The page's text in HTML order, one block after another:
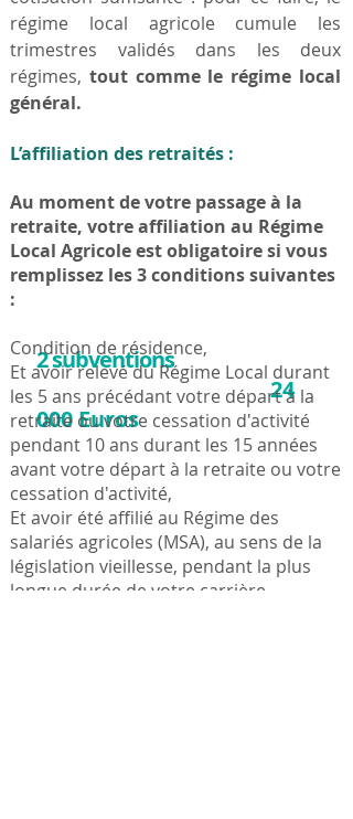
2 subventions ont été versées en
2022 pour un montant total de24
000 Eurosaux structures
suivantes :
- Association Asept Lorraine en
Alsace
- Association des MASA
régime local agricole cumule les
trimestres validés dans les deux
régimes, tout comme le régime local
général.
L’affiliation des retraités :
Au moment de votre passage à la
retraite, votre affiliation au Régime
Local Agricole est obligatoire si vous
remplissez les 3 conditions suivantes
:
Condition de résidence,
Et avoir relevé du Régime Local durant
les 5 ans précédant votre départ à la
retraite ou votre cessation d'activité
pendant 10 ans durant les 15 années
avant votre départ à la retraite ou votre
cessation d'activité,
Et avoir été affilié au Régime des
salariés agricoles (MSA), au sens de la
législation vieillesse, pendant la plus
longue durée de votre carrière.